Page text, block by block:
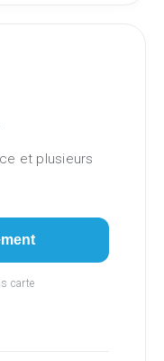
et plusieurs
carte